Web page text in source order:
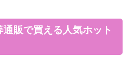
販で買える人気ホット